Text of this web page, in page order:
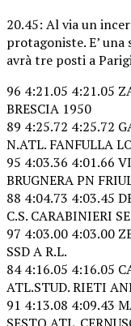
20.45: Al via un
protagoniste. E’
avrà tre posti a
96 4:21.05 4:21.05
BRESCIA 1950
89 4:25.72 4:25.72
N.ATL. FANFULLA
95 4:03.36 4:01.66
BRUGNERA PN
88 4:04.73 4:03.45
C.S. CARABINIERI
97 4:03.00 4:03.00
SSD A R.L.
84 4:16.05 4:16.05
ATL.STUD. RIETI
91 4:13.08 4:09.43